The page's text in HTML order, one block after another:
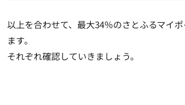
以上を合わせて、最大34％のさとふるマイ
ます。
それぞれ確認していきましょう。